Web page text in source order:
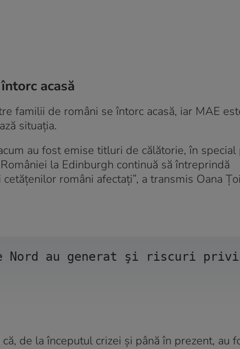
acasă
familii de români se întorc acasă, iar MAE
situația.
au fost emise titluri de călătorie, în
la Edinburgh continuă să întreprindă
români afectați”, a transmis Oana
Nord au generat şi riscuri
de la începutul crizei și până în prezent, au